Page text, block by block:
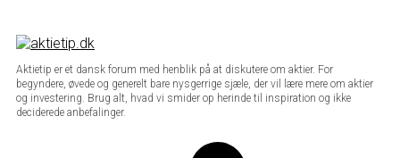
Aktietip er et dansk forum med henblik på at diskutere om aktier. For
begyndere, øvede og generelt bare nysgerrige sjæle, der vil lære mere om aktier
og investering. Brug alt, hvad vi smider op herinde til inspiration og ikke
deciderede anbefalinger.